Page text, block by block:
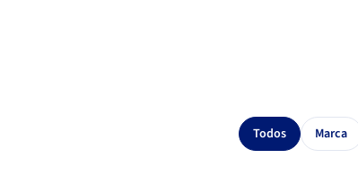
Todos Marca